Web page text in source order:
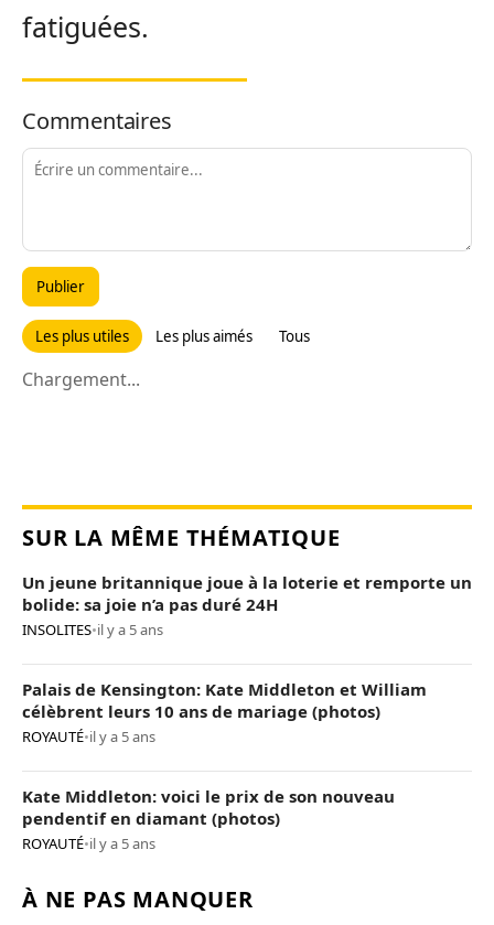
fatiguées.
Commentaires
Publier
Les plus utiles Les plus aimés Tous
Chargement...
SUR LA MÊME THÉMATIQUE
Un jeune britannique joue à la loterie et remporte un
bolide: sa joie n’a pas duré 24H
INSOLITES•il y a 5 ans
Palais de Kensington: Kate Middleton et William
célèbrent leurs 10 ans de mariage (photos)
ROYAUTÉ•il y a 5 ans
Kate Middleton: voici le prix de son nouveau
pendentif en diamant (photos)
ROYAUTÉ•il y a 5 ans
À NE PAS MANQUER